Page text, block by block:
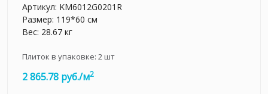
Артикул: KM6012G0201R
Размер: 119*60 см
Вес: 28.67 кг
Плиток в упаковке: 2шт
2 865.78 руб./м2